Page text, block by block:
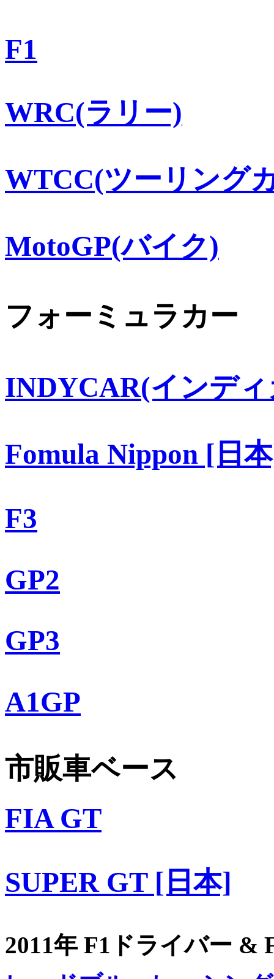
F1
WRC(ラリー)
WTCC(ツーリング
MotoGP(バイク)
フォーミュラカー
INDYCAR(インデ
Fomula Nippon [日
F3
GP2
GP3
A1GP
市販車ベース
FIA GT
SUPER GT [日本]
2011年 F1ドライバー &